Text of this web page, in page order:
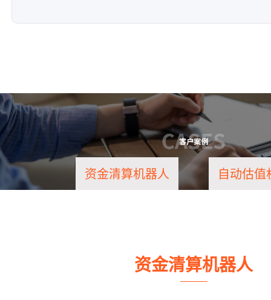
资金清算机器人 自动估值
资金清算机器人